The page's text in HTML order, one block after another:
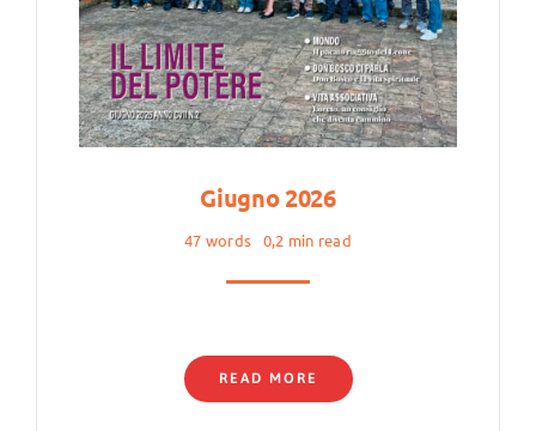
Giugno 2026
47 words 0,2 min read
READ MORE